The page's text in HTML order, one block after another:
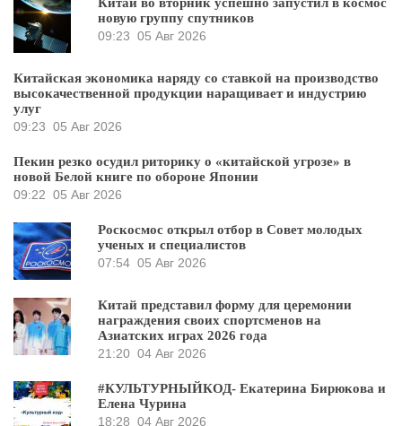
новую группу спутников
09:23 05 Авг 2026
Китайская экономика наряду со ставкой на производство
высокачественной продукции наращивает и индустрию
улуг
09:23 05 Авг 2026
Пекин резко осудил риторику о «китайской угрозе» в
новой Белой книге по обороне Японии
09:22 05 Авг 2026
Роскосмос открыл отбор в Совет молодых
ученых и специалистов
07:54 05 Авг 2026
Китай представил форму для церемонии
награждения своих спортсменов на
Азиатских играх 2026 года
21:20 04 Авг 2026
#КУЛЬТУРНЫЙКОД- Екатерина Бирюкова и
Елена Чурина
18:28 04 Авг 2026